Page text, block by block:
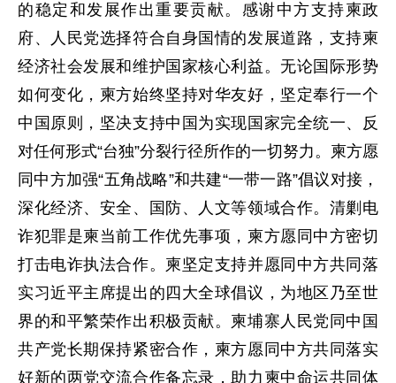
的稳定和发展作出重要贡献。感谢中方支持柬政
府、人民党选择符合自身国情的发展道路，支持柬
经济社会发展和维护国家核心利益。无论国际形势
如何变化，柬方始终坚持对华友好，坚定奉行一个
中国原则，坚决支持中国为实现国家完全统一、反
对任何形式“台独”分裂行径所作的一切努力。柬方愿
同中方加强“五角战略”和共建“一带一路”倡议对接，
深化经济、安全、国防、人文等领域合作。清剿电
诈犯罪是柬当前工作优先事项，柬方愿同中方密切
打击电诈执法合作。柬坚定支持并愿同中方共同落
实习近平主席提出的四大全球倡议，为地区乃至世
界的和平繁荣作出积极贡献。柬埔寨人民党同中国
共产党长期保持紧密合作，柬方愿同中方共同落实
好新的两党交流合作备忘录，助力柬中命运共同体